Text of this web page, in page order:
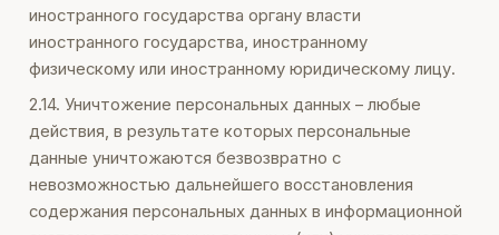
иностранного государства органу власти
иностранного государства, иностранному
физическому или иностранному юридическому лицу.
2.14. Уничтожение персональных данных – любые
действия, в результате которых персональные
данные уничтожаются безвозвратно с
невозможностью дальнейшего восстановления
содержания персональных данных в информационной